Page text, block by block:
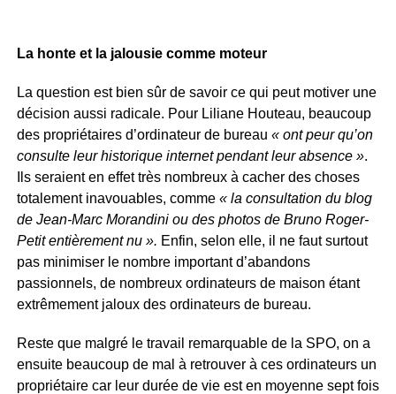
La honte et la jalousie comme moteur
La question est bien sûr de savoir ce qui peut motiver une
décision aussi radicale. Pour Liliane Houteau, beaucoup
des propriétaires d’ordinateur de bureau « ont peur qu’on
consulte leur historique internet pendant leur absence ».
Ils seraient en effet très nombreux à cacher des choses
totalement inavouables, comme« la consultation du blog
de Jean-Marc Morandini ou des photos de Bruno Roger-
Petit entièrement nu ». Enfin, selon elle, il ne faut surtout
pas minimiser le nombre important d’abandons
passionnels, de nombreux ordinateurs de maison étant
extrêmement jaloux des ordinateurs de bureau.
Reste que malgré le travail remarquable de la SPO, on a
ensuite beaucoup de mal à retrouver à ces ordinateurs un
propriétaire car leur durée de vie est en moyenne sept fois